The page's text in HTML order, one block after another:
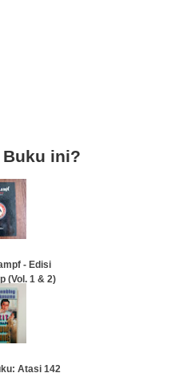
Buku ini?
- Edisi
(Vol. 1 & 2)
Atasi 142